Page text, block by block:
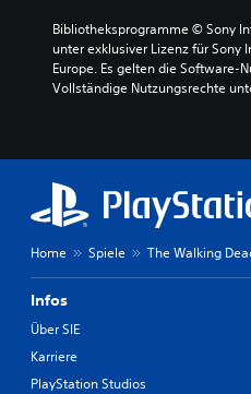
Bibliotheksprogramme © Sony
unter exklusiver Lizenz für Sony
Europe. Es gelten die Software-
Vollständige Nutzungsrechte
Home Spiele The Walking
Infos
Über SIE
Karriere
PlayStation Studios